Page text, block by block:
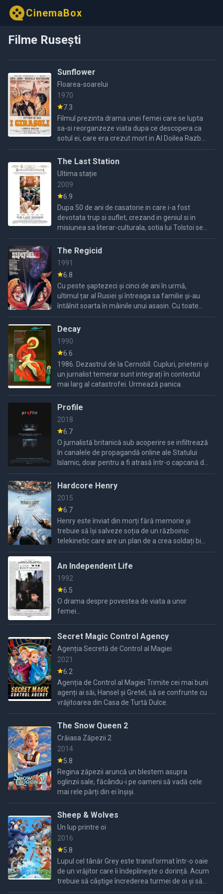
CinemaBox
Filme Rusești
Sunflower
Floarea-soarelui
1970
7.3
Filmul prezinta drama unei femei care se lupta
sa-si reorganzeze viata dupa ce descopera ca
sotul ei, care era crezut mort in Al Doilea Razboi
Mondial, are o noua viata in Rusia......
The Last Station
Ultima stație
2009
6.9
Dupa 50 de ani de casatorie in care i-a fost
devotata trup si suflet, crezand in geniul si in
misiunea sa literar-culturala, sotia lui Tolstoi se
trezeste intr-o situatie extrema in care ar putea
...
The Regicid
1991
6.8
Cu peste șaptezeci și cinci de ani în urmă,
ultimul țar al Rusiei și întreaga sa familie și-au
întâlnit soarta în mâinile unui asasin. Cu toate
acestea, în spatele ușilor închise ale unui spital ...
Decay
1990
6.6
1986. Dezastrul de la Cernobîl. Cupluri, prieteni și
un jurnalist temerar sunt integrați în contextul
mai larg al catastrofei. Urmează panica.
Profile
2018
6.7
O jurnalistă britanică sub acoperire se infiltrează
în canalele de propagandă online ale Statului
Islamic, doar pentru a fi atrasă într-o capcană de
recrutatorul ei.
Hardcore Henry
2015
6.7
Henry este înviat din morți fără memorie și
trebuie să își salveze soția de un războinic
telekinetic care are un plan de a crea soldați bio-
inginerizați.
An Independent Life
1992
6.5
O drama despre povestea de viata a unor
femei...
Secret Magic Control Agency
Agenția Secretă de Control al Magiei
2021
6.2
Agenția de Control al Magiei Trimite cei mai buni
agenți ai săi, Hansel și Gretel, să se confrunte cu
vrăjitoarea din Casa de Turtă Dulce.
The Snow Queen 2
Crăiasa Zăpezii 2
2014
5.8
Regina zăpezii aruncă un blestem asupra
oglinzii sale, făcându-i pe oameni să vadă cele
mai rele părți din ei înșiși.
Sheep & Wolves
Un lup printre oi
2016
5.8
Lupul cel tânăr Grey este transformat într-o oaie
de un vrăjitor care îi îndeplinește o dorință. Acum
trebuie să câștige încrederea turmei de oi și să-i
protejeze de un atac iminent al lupilor.